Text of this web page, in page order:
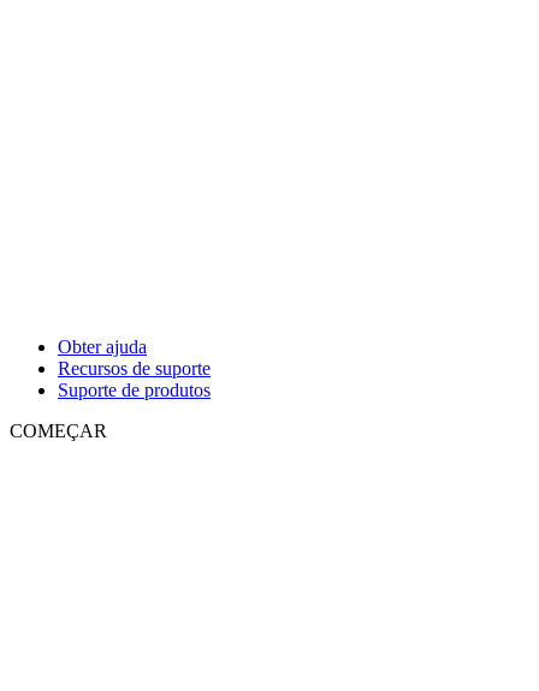
Obter ajuda
Recursos de suporte
Suporte de produtos
COMEÇAR